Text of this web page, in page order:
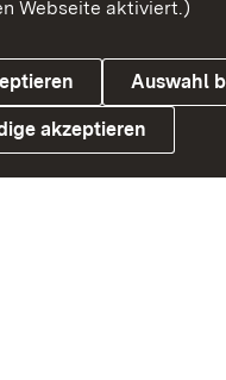
Cookies
Webseite aktiviert.)
Auswahl
akzeptieren